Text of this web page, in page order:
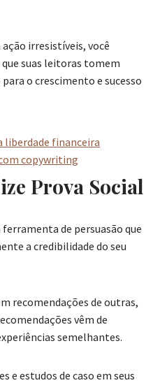
irresistíveis, você
suas leitoras tomem
o crescimento e sucesso
Prova Social
de persuasão que
a credibilidade do seu
recomendações de outras,
vêm de
semelhantes.
e estudos de caso em seus